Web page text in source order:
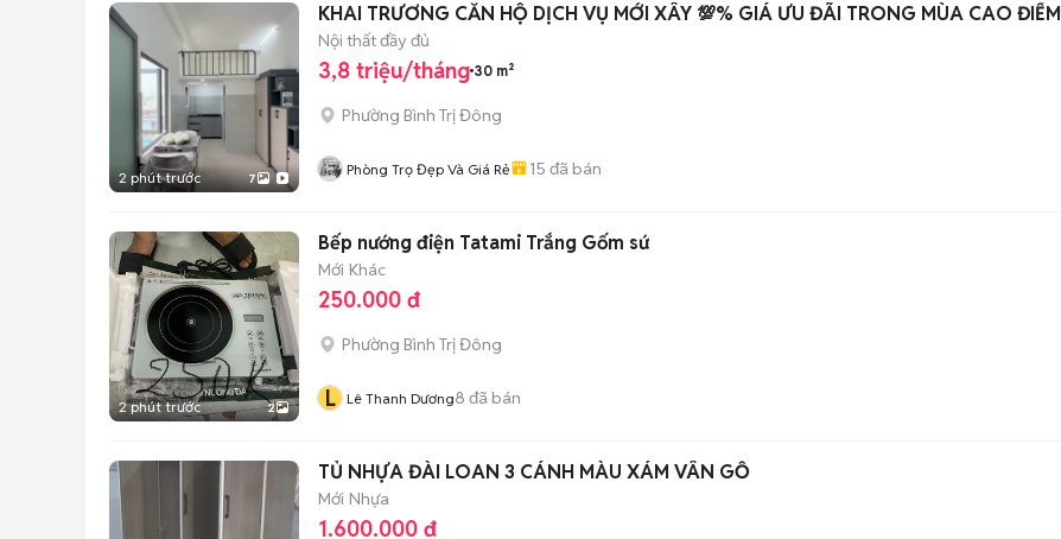
2 phút trước 7
KHAI TRƯƠNG CĂN HỘ DỊCH VỤ MỚI XÂY 💯% GIÁ ƯU ĐÃI TRONG MÙA CAO ĐIỂM
Nội thất đầy đủ
3,8 triệu/tháng 30 m²
Phường Bình Trị Đông
Phòng Trọ Đẹp Và Giá Rẻ 15 đã bán
2 phút trước 2
Bếp nướng điện Tatami Trắng Gốm sứ
Mới Khác
250.000 đ
Phường Bình Trị Đông
L Lê Thanh Dương8 đã bán
TỦ NHỰA ĐÀI LOAN 3 CÁNH MÀU XÁM VÂN GỖ
Mới Nhựa
1.600.000 đ